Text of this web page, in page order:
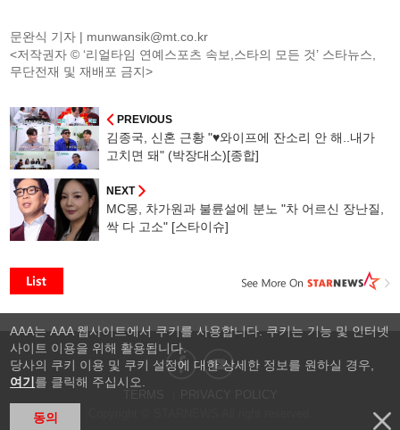
문완식 기자 | munwansik@mt.co.kr
<저작권자 © ‘리얼타임 연예스포츠 속보,스타의 모든 것’ 스타뉴스,
무단전재 및 재배포 금지>
PREVIOUS
김종국, 신혼 근황 "♥와이프에 잔소리 안 해..내가
고치면 돼" (박장대소)[종합]
NEXT
MC몽, 차가원과 불륜설에 분노 "차 어르신 장난질,
싹 다 고소" [스타이슈]
AAA는 AAA 웹사이트에서 쿠키를 사용합니다. 쿠키는 기능 및 인터넷
사이트 이용을 위해 활용됩니다.
당사의 쿠키 이용 및 쿠키 설정에 대한 상세한 정보를 원하실 경우,
여기 를 클릭해 주십시오.
동의